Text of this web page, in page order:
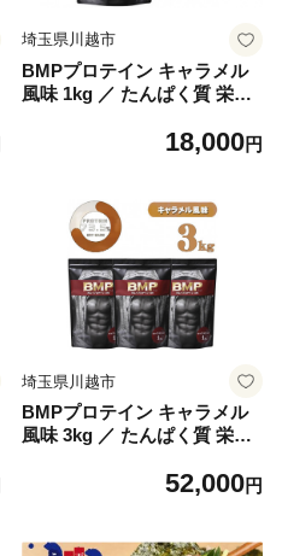
埼玉県川越市
BMPプロテイン キャラメル
風味 1kg ／ たんぱく質 栄養
18,000円
埼玉県川越市
BMPプロテイン キャラメル
風味 3kg ／ たんぱく質 栄養
52,000円